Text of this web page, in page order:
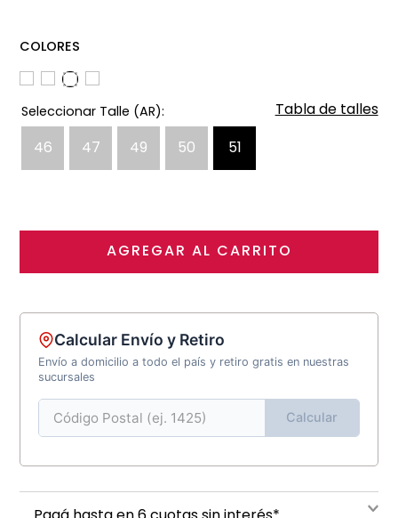
COLORES
46 47 49 50 51
Tabla de talles
AGREGAR AL CARRITO
Calcular Envío y Retiro
Envío a domicilio a todo el país y retiro gratis en nuestras
sucursales
Calcular